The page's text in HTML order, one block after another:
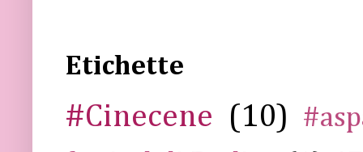
Etichette
#Cinecene (10)